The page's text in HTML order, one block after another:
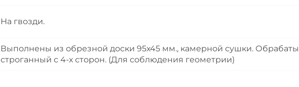
На гвозди.
Выполнены из обрезной доски 95х45 мм., камерной сушки.
строганный с 4-х сторон. (Для соблюдения геометрии)